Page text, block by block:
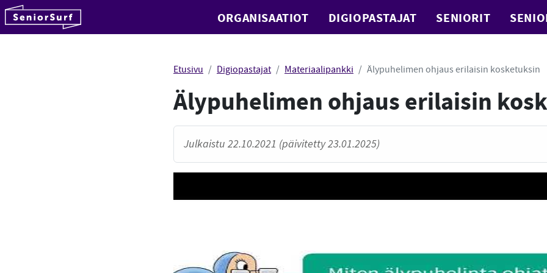
Hyppää sisältöön ORGANISAATIOT DIGIOPASTAJAT SENIORIT
Etusivu Digiopastajat Materiaalipankki Älypuhelimen ohjaus erilaisin kosketuksin
Älypuhelimen ohjaus erilaisin
Julkaistu 22.10.2021 (päivitetty 23.01.2025)